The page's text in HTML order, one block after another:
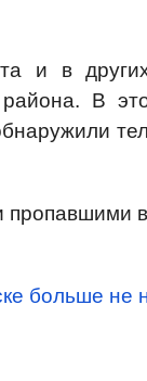
и в
района. В
больше не